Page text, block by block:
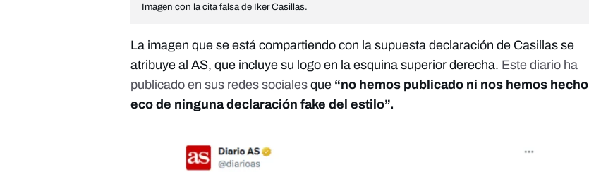
Imagen con la cita falsa de Iker Casillas.
La imagen que se está compartiendo con la supuesta declaración de Casillas se
atribuye al AS, que incluye su logo en la esquina superior derecha. Este diario ha
publicado en sus redes sociales que “no hemos publicado ni nos hemos hecho
eco de ninguna declaración fake del estilo”.